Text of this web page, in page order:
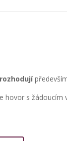
rozhodují
hovor s žádoucím